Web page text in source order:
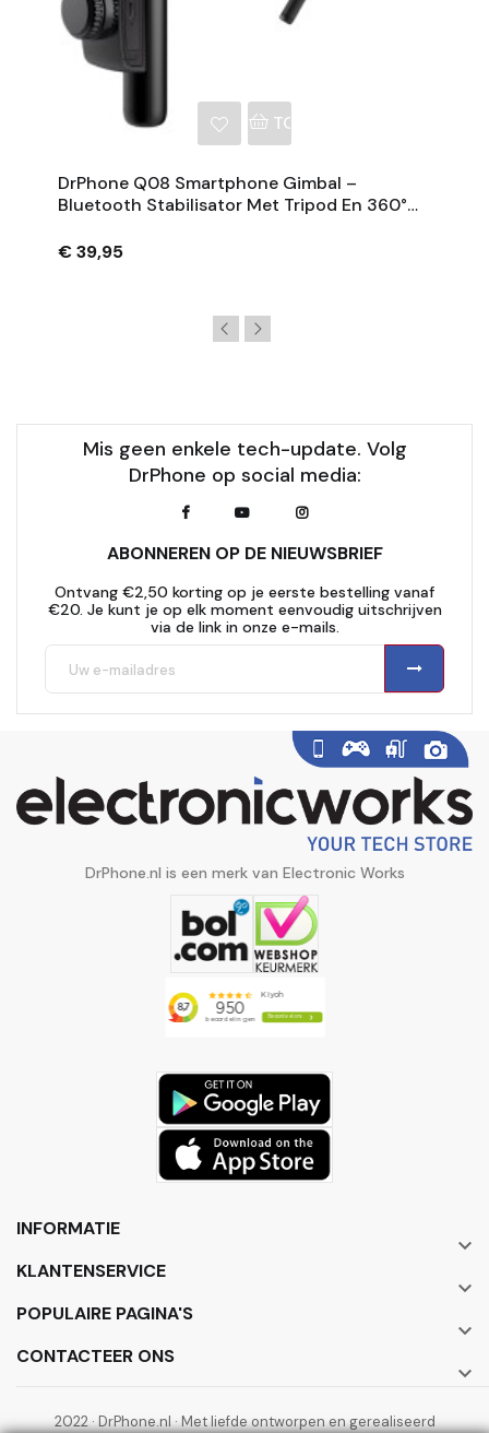
TOEVOEGEN AAN
DrPhone Q08 Smartphone Gimbal –
Bluetooth Stabilisator Met Tripod En 360°
€ 39,95
Mis geen enkele tech-update. Volg
DrPhone op social media:
ABONNEREN OP DE NIEUWSBRIEF
Ontvang €2,50 korting op je eerste bestelling vanaf
€20. Je kunt je op elk moment eenvoudig uitschrijven
via de link in onze e-mails.
DrPhone.nl is een merk van Electronic Works
INFORMATIE

KLANTENSERVICE

POPULAIRE PAGINA'S

CONTACTEER ONS

2022 · DrPhone.nl · Met liefde ontworpen en gerealiseerd